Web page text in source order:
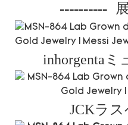
----------
inhorgenta
JCKラ